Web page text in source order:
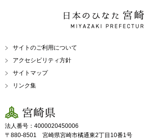
日本のひなた 宮崎県
MIYAZAKI PREFECTURE
サイトのご利用について
アクセシビリティ方針
サイトマップ
リンク集
宮崎県
法人番号：4000020450006
〒880-8501 宮崎県宮崎市橘通東2丁目10番1号